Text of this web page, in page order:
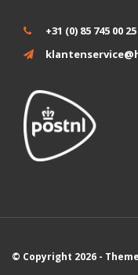
+31 (0) 85 745 00 25
© Copyright 2026 -